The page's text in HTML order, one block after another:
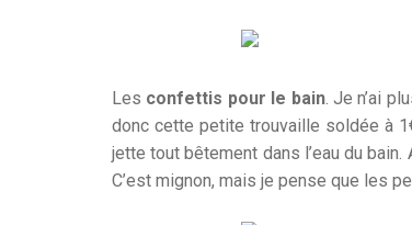
Les confettis pour le bain. Je n’ai
donc cette petite trouvaille soldée à
jette tout bêtement dans l’eau du
C’est mignon, mais je pense que les